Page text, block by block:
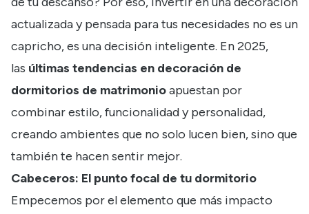
actualizada y pensada para tus necesidades no es un
capricho, es una decisión inteligente. En 2025,
las últimas tendencias en decoración de
dormitorios de matrimonioapuestan por
combinar estilo, funcionalidad y personalidad,
creando ambientes que no solo lucen bien, sino que
también te hacen sentir mejor.
Cabeceros: El punto focal de tu dormitorio
Empecemos por el elemento que más impacto